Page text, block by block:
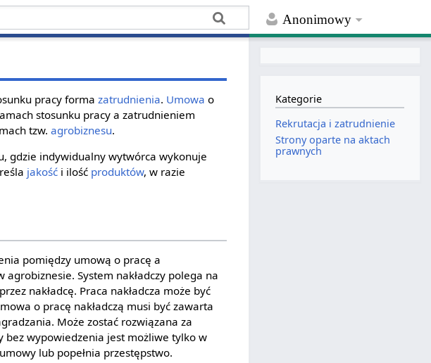
Anonimowy
pracy formazatrudnienia. Umowa o
stosunku pracy a zatrudnieniem
tzw.agrobiznesu.
gdzie indywidualny wytwórca wykonuje
jakość i ilość produktów, w razie
pomiędzy umową o pracę a
System nakładczy polega na
nakładcę. Praca nakładcza może być
o pracę nakładczą musi być zawarta
Może zostać rozwiązana za
bez wypowiedzenia jest możliwe tylko w
lub popełnia przestępstwo.
Kategorie
Rekrutacja i zatrudnienie
Strony oparte na aktach
prawnych